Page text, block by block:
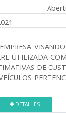
UTILIZADA
DE
DETALHES